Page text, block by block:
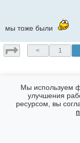
мы тоже были
< 1
КТО СЕЙЧАС НА ФОРУМЕ
Сейчас эту тему
Мы используем
улучшения
ресурсом, вы